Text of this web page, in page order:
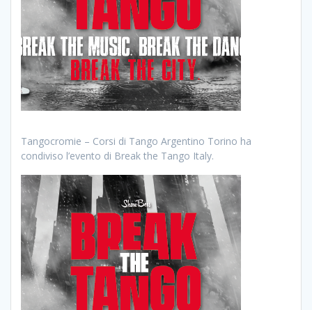
Tangocromie – Corsi di Tango Argentino Torino ha
condiviso l’evento di Break the Tango Italy.